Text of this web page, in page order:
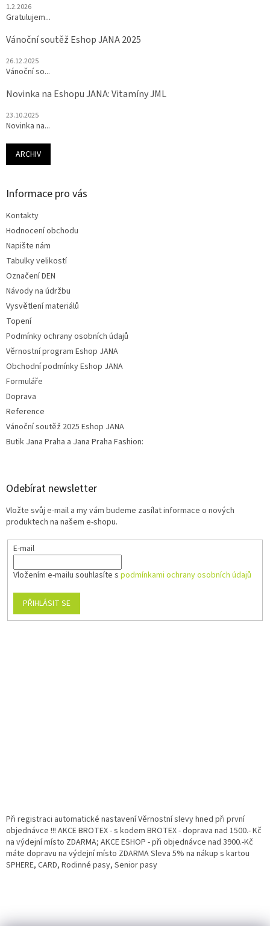
1.2.2026
Gratulujem...
Vánoční soutěž Eshop JANA 2025
26.12.2025
Vánoční so...
Novinka na Eshopu JANA: Vitamíny JML
23.10.2025
Novinka na...
ARCHIV
Informace pro vás
Kontakty
Hodnocení obchodu
Napište nám
Tabulky velikostí
Označení DEN
Návody na údržbu
Vysvětlení materiálů
Topení
Podmínky ochrany osobních údajů
Věrnostní program Eshop JANA
Obchodní podmínky Eshop JANA
Formuláře
Doprava
Reference
Vánoční soutěž 2025 Eshop JANA
Butik Jana Praha a Jana Praha Fashion:
Odebírat newsletter
Vložte svůj e-mail a my vám budeme zasílat informace o nových
produktech na našem e-shopu.
E-mail
Vložením e-mailu souhlasíte s podmínkami ochrany osobních údajů
PŘIHLÁSIT SE
Při registraci automatické nastavení Věrnostní slevy hned při první
objednávce !!! AKCE BROTEX - s kodem BROTEX - doprava nad 1500.- Kč
na výdejní místo ZDARMA; AKCE ESHOP - při objednávce nad 3900.-Kč
máte dopravu na výdejní místo ZDARMA Sleva 5% na nákup s kartou
SPHERE, CARD, Rodinné pasy, Senior pasy